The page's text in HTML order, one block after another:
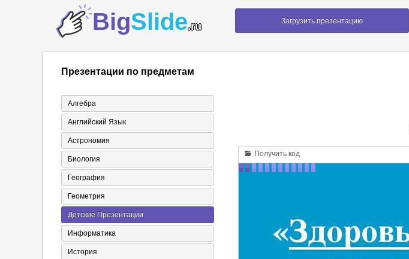
BigSlide.ru Загрузить презентацию
Презентации по предметам
Алгебра
Английский Язык
Астрономия
Биология
География
Геометрия
Детские Презентации
Информатика
История
Получить код